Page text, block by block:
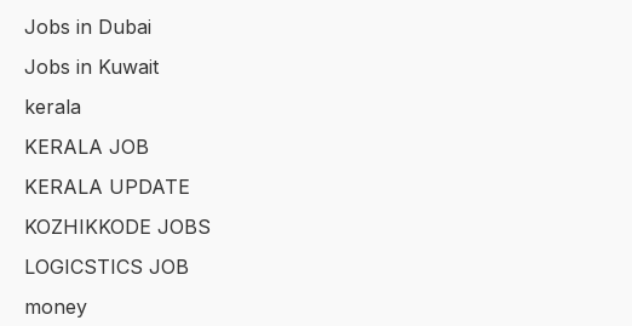
Jobs in Dubai
Jobs in Kuwait
kerala
KERALA JOB
KERALA UPDATE
KOZHIKKODE JOBS
LOGICSTICS JOB
money